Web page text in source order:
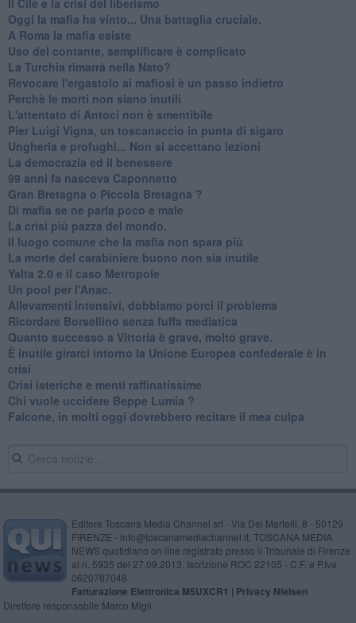
Oggi la mafia ha vinto... Una battaglia cruciale.
A Roma la mafia esiste
Uso del contante, semplificare è complicato
La Turchia rimarrà nella Nato?
Revocare l'ergastolo ai mafiosi è un passo indietro
Perchè le morti non siano inutili
L'attentato di Antoci non è smentibile
Pier Luigi Vigna, un toscanaccio in punta di sigaro
Ungheria e profughi... Non si accettano lezioni
La democrazia ed il benessere
99 anni fa nasceva Caponnetto
Gran Bretagna o Piccola Bretagna ?
Di mafia se ne parla poco e male
La crisi più pazza del mondo.
Il luogo comune che la mafia non spara più
La morte del carabiniere buono non sia inutile
Yalta 2.0 e il caso Metropole
​Un pool per l'Anac.
Allevamenti intensivi, dobbiamo porci il problema
Ricordare Borsellino senza fuffa mediatica
​Quanto successo a Vittoria è grave, molto grave.
​È inutile girarci intorno la Unione Europea confederale è in
crisi
Crisi isteriche e menti raffinatissime
Chi vuole uccidere Beppe Lumia ?
Falcone, in molti oggi dovrebbero recitare il mea culpa
Editore Toscana Media Channel srl - Via Dei Martelli, 8 - 50129
FIRENZE - info@toscanamediachannel.it. TOSCANA MEDIA
NEWS quotidiano on line registrato presso il Tribunale di Firenze
al n. 5935 del 27.09.2013. Iscrizione ROC 22105 - C.F. e P.Iva
0620787048
Fatturazione Elettronica M5UXCR1 | Privacy Nielsen
Direttore responsabile Marco Migli